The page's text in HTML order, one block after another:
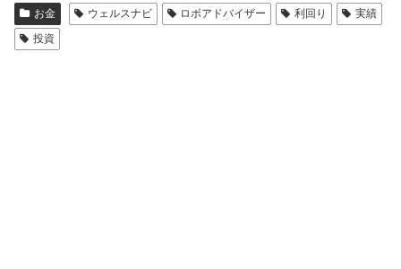
お金 ウェルスナビ ロボアドバイザー 利回り
実績
投資